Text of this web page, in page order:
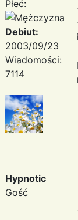
Płeć:
Debiut:
2003/09/23
Wiadomości:
7114
Hypnotic
Gość